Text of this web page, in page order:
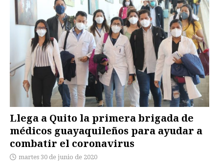
Llega a Quito la primera brigada de
médicos guayaquileños para ayudar a
combatir el coronavirus
martes 30 de junio de 2020